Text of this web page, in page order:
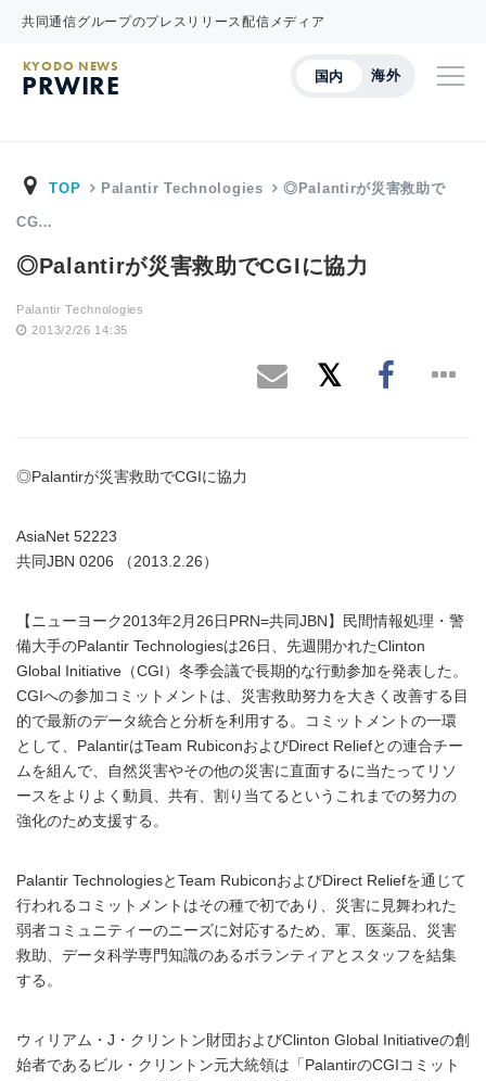
共同通信グループのプレスリリース配信メディア
国内 海外
KYODO NEWS
PRWIRE
TOP Palantir Technologies ◎Palantirが災害救助で
CG…
◎Palantirが災害救助でCGIに協力
Palantir Technologies
2013/2/26 14:35
◎Palantirが災害救助でCGIに協力
AsiaNet 52223
共同JBN 0206 （2013.2.26）
【ニューヨーク2013年2月26日PRN=共同JBN】民間情報処理・警
備大手のPalantir Technologiesは26日、先週開かれたClinton
Global Initiative（CGI）冬季会議で長期的な行動参加を発表した。
CGIへの参加コミットメントは、災害救助努力を大きく改善する目
的で最新のデータ統合と分析を利用する。コミットメントの一環
として、PalantirはTeam RubiconおよびDirect Reliefとの連合チー
ムを組んで、自然災害やその他の災害に直面するに当たってリソ
ースをよりよく動員、共有、割り当てるというこれまでの努力の
強化のため支援する。
Palantir TechnologiesとTeam RubiconおよびDirect Reliefを通じて
行われるコミットメントはその種で初であり、災害に見舞われた
弱者コミュニティーのニーズに対応するため、軍、医薬品、災害
救助、データ科学専門知識のあるボランティアとスタッフを結集
する。
ウィリアム・J・クリントン財団およびClinton Global Initiativeの創
始者であるビル・クリントン元大統領は「PalantirのCGIコミット